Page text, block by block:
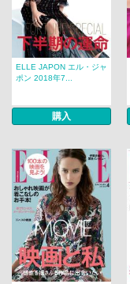
ELLE JAPON エル・ジャ
ポン 2018年7...
購入